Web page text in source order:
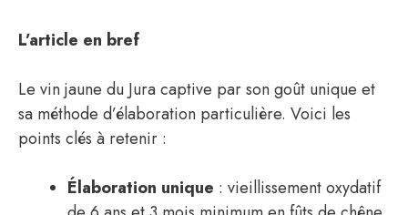
L’article en bref
Le vin jaune du Jura captive par son goût unique et
sa méthode d’élaboration particulière. Voici les
points clés à retenir :
Élaboration unique : vieillissement oxydatif